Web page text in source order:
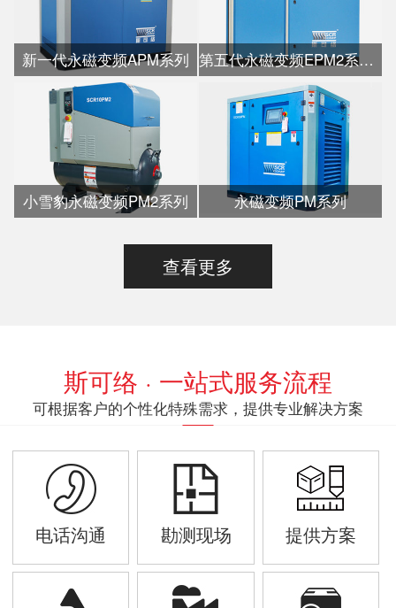
新一代永磁变频APM系列 第五代永磁变频EPM2系列水冷
小雪豹永磁变频PM2系列 永磁变频PM系列
查看更多
斯可络 · 一站式服务流程
可根据客户的个性化特殊需求，提供专业解决方案
电话沟通 勘测现场 提供方案